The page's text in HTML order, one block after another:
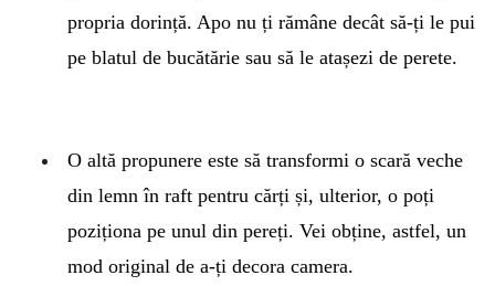
propria dorință. Apo nu ți rămâne decât să-ți le pui
pe blatul de bucătărie sau să le atașezi de perete.
O altă propunere este să transformi o scară veche
din lemn în raft pentru cărți și, ulterior, o poți
poziționa pe unul din pereți. Vei obține, astfel, un
mod original de a-ți decora camera.